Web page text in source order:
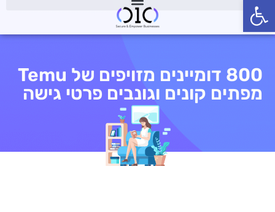
פתח סרגל נגישות
800 דומיינים מזויפים של Temu
מפתים קונים וגונבים פרטי גישה